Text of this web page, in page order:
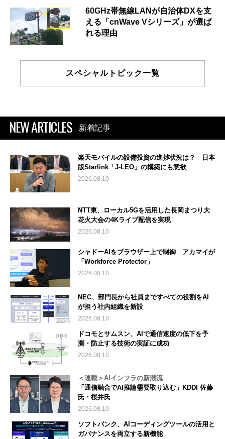
60GHz帯無線LANが自治体DXを支
える「cnWave Vシリーズ」が選ば
れる理由
スペシャルトピック一覧
NEW ARTICLES 新着記事
楽天モバイルの設備投資の進捗状況は？ 日本
版Starlink「J-LEO」の構築にも意欲
2026.08.10
NTT東、ローカル5Gを活用した長岡まつり大
花火大会の4Kライブ配信を実現
2026.08.10
シャドーAIをブラウザー上で制御 アカマイが
「Workforce Protector」
2026.08.10
NEC、部門長から社員まですべての役割をAI
が担う社内組織を新設
2026.08.10
ドコモとサムスン、AIで通信速度の低下を予
測・防止する技術の実証に成功
2026.08.10
＜連載＞AIインフラの新潮流
「通信融合でAI推論需要取り込む」KDDI 佐藤
氏・桜井氏
2026.08.10
ソフトバンク、AIコーディングツールの活用と
ガバナンスを両立する新機能